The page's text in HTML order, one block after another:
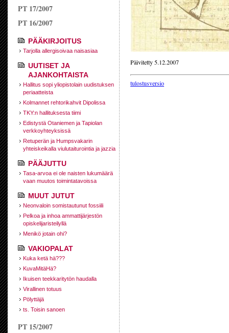
PT 17/2007
PT 16/2007
PÄÄKIRJOITUS
Tarjolla allergisoivaa naisasiaa
UUTISET JA
AJANKOHTAISTA
Hallitus sopi yliopistolain uudistuksen
periaatteista
Kolmannet rehtorikahvit Dipolissa
TKY:n hallituksesta tiimi
Edistystä Otaniemen ja Tapiolan
verkkoyhteyksissä
Retuperän ja Humpsvakarin
yhteiskeikalla viulutaiturointia ja jazzia
PÄÄJUTTU
Tasa-arvoa ei ole naisten lukumäärä
vaan muutos toimintatavoissa
MUUT JUTUT
Neonvaloin somistautunut fossiili
Pelkoa ja inhoa ammattijärjestön
opiskelijaristeilyllä
Menikö jotain ohi?
VAKIOPALAT
Kuka ketä hä???
KuvaMitäHä?
Ikuisen teekkaritytön haudalla
Virallinen totuus
Pölyttäjä
ts. Toisin sanoen
PT 15/2007
Päivitetty 5.12.2007
tulostusversio